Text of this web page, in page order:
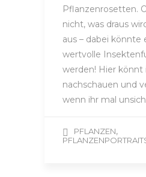
Pflanzenrosetten.
nicht, was draus
aus – dabei könnte
wertvolle
werden! Hier könnt
nachschauen und
wenn ihr mal
PFLANZEN,